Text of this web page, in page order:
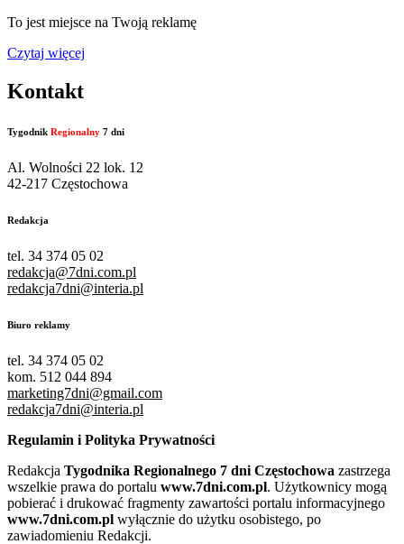
To jest miejsce na Twoją reklamę
Czytaj więcej
Kontakt
Tygodnik Regionalny 7 dni
Al. Wolności 22 lok. 12
42-217 Częstochowa
Redakcja
tel. 34 374 05 02
redakcja@7dni.com.pl
redakcja7dni@interia.pl
Biuro reklamy
tel. 34 374 05 02
kom. 512 044 894
marketing7dni@gmail.com
redakcja7dni@interia.pl
Regulamin i Polityka Prywatności
Redakcja Tygodnika Regionalnego 7 dni Częstochowa zastrzega
wszelkie prawa do portalu www.7dni.com.pl. Użytkownicy mogą
pobierać i drukować fragmenty zawartości portalu informacyjnego
www.7dni.com.pl wyłącznie do użytku osobistego, po
zawiadomieniu Redakcji.